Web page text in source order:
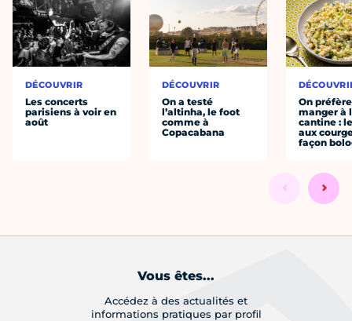
DÉCOUVRIR
Les concerts
parisiens à voir en
août
DÉCOUVRIR
On a testé
l’altinha, le foot
comme à
Copacabana
On préfère
manger à
cantine :
aux
façon
Vous êtes...
Accédez à des actualités et
informations pratiques par profil